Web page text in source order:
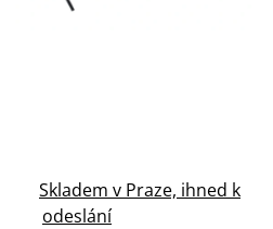
Skladem v Praze, ihned k
odeslání